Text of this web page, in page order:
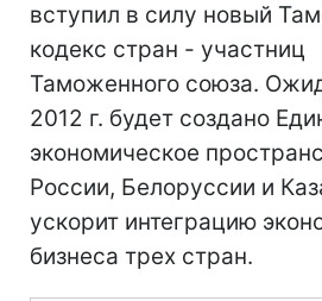
вступил в силу новый
кодекс стран - участниц
Таможенного союза.
2012 г. будет создано
экономическое
России, Белоруссии и
ускорит интеграцию
бизнеса трех стран.